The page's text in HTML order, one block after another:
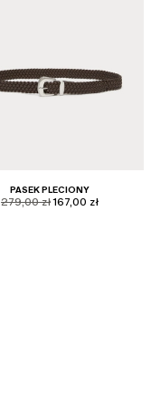
PASEK PLECIONY
product.price.original
279,00 złproduct.price.sale
167,00 zł